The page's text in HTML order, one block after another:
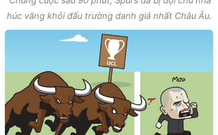
húc văng khỏi đấu trường danh giá nhất Châu Âu.